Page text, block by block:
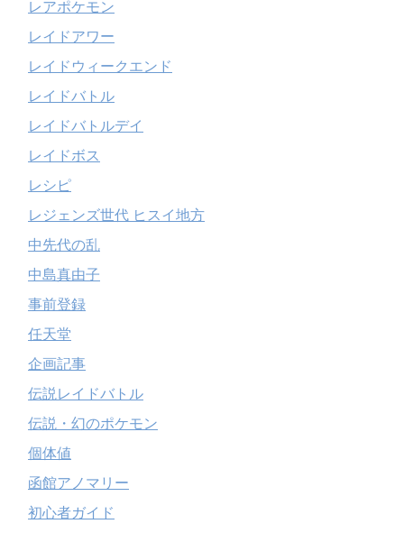
レアポケモン
レイドアワー
レイドウィークエンド
レイドバトル
レイドバトルデイ
レイドボス
レシピ
レジェンズ世代 ヒスイ地方
中先代の乱
中島真由子
事前登録
任天堂
企画記事
伝説レイドバトル
伝説・幻のポケモン
個体値
函館アノマリー
初心者ガイド